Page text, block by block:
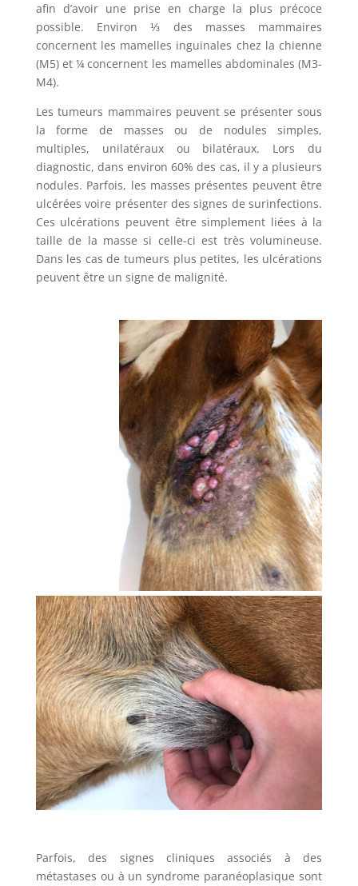
afin d’avoir une prise en charge la plus précoce
possible. Environ ⅓ des masses mammaires
concernent les mamelles inguinales chez la chienne
(M5) et ¼ concernent les mamelles abdominales (M3-
M4).
Les tumeurs mammaires peuvent se présenter sous
la forme de masses ou de nodules simples,
multiples, unilatéraux ou bilatéraux. Lors du
diagnostic, dans environ 60% des cas, il y a plusieurs
nodules. Parfois, les masses présentes peuvent être
ulcérées voire présenter des signes de surinfections.
Ces ulcérations peuvent être simplement liées à la
taille de la masse si celle-ci est très volumineuse.
Dans les cas de tumeurs plus petites, les ulcérations
peuvent être un signe de malignité.
Parfois, des signes cliniques associés à des
métastases ou à un syndrome paranéoplasique sont